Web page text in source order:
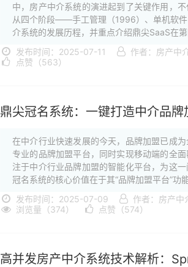
中，房产中介系统的演进起到了关键作用，
从四个阶段——手工管理（1996）、单机软
介系统的发展历程，并重点介绍鼎尖SaaS在第
发布时间：2025-07-11
作者：房产中
点赞（563）
鼎尖冠名系统：一键打造中介品
在中介行业快速发展的今天，品牌加盟已成
专业的品牌加盟平台，同时实现移动端的全
注于中介行业品牌加盟的智能化平台，为这
冠名系统的核心价值在于其“品牌加盟平台”功
发布时间：2025-07-09
作者：房产中
浏览量（374）
点赞（574）
高并发房产中介系统技术解析：